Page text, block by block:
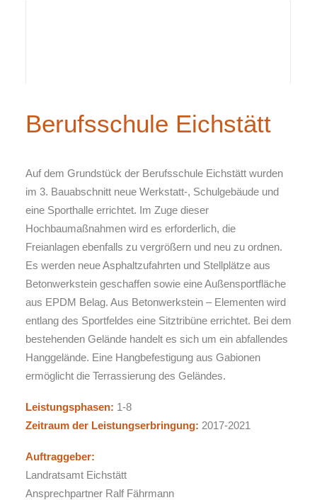
Berufsschule Eichstätt
Auf dem Grundstück der Berufsschule Eichstätt wurden
im 3. Bauabschnitt neue Werkstatt-, Schulgebäude und
eine Sporthalle errichtet. Im Zuge dieser
Hochbaumaßnahmen wird es erforderlich, die
Freianlagen ebenfalls zu vergrößern und neu zu ordnen.
Es werden neue Asphaltzufahrten und Stellplätze aus
Betonwerkstein geschaffen sowie eine Außensportfläche
aus EPDM Belag. Aus Betonwerkstein – Elementen wird
entlang des Sportfeldes eine Sitztribüne errichtet. Bei dem
bestehenden Gelände handelt es sich um ein abfallendes
Hanggelände. Eine Hangbefestigung aus Gabionen
ermöglicht die Terrassierung des Geländes.
Leistungsphasen: 1-8
Zeitraum der Leistungserbringung: 2017-2021
Auftraggeber:
Landratsamt Eichstätt
Ansprechpartner Ralf Fährmann